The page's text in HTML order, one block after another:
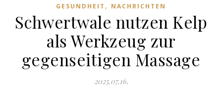
GESUNDHEIT , NACHRICHTEN
Schwertwale nutzen Kelp
als Werkzeug zur
gegenseitigen Massage
2025.07.16.